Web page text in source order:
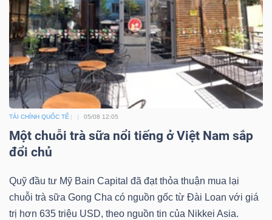
TÀI CHÍNH QUỐC TẾ 05/08 12:05
Một chuỗi trà sữa nổi tiếng ở Việt Nam sắp
đổi chủ
Quỹ đầu tư Mỹ Bain Capital đã đạt thỏa thuận mua lại
chuỗi trà sữa Gong Cha có nguồn gốc từ Đài Loan với giá
trị hơn 635 triệu USD, theo nguồn tin của Nikkei Asia.
(-)
Thuật
ngữ
(-)
vụ
(-)
Đào